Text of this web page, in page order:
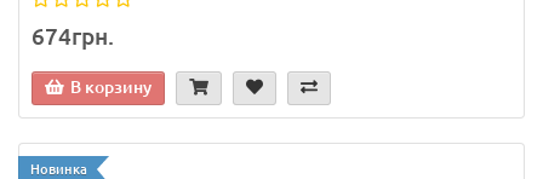
674грн.
В корзину
Новинка